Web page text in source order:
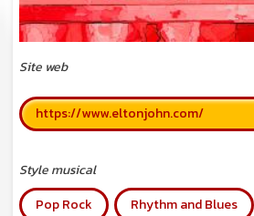
Site web
https://www.eltonjohn.com/
Style musical
Pop Rock
Rhythm and Blues